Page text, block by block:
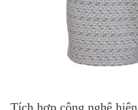
Tích hợp công nghệ